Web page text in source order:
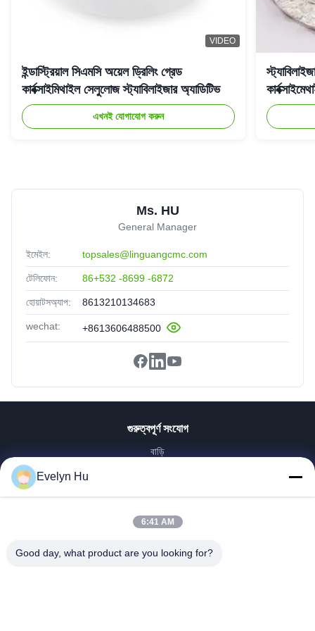
★★★★★
★★★★★
We are satisfied with the qulaity and stability of your
F
fany
Oct 23.2025
★★★★★
★★★★★
VIDEO
ইন্ডাস্ট্রিয়াল সিএমসি অয়েল ড্রিলিং গ্রেড
কার্বক্সাইমিথাইল সেলুলোজ স্ট্যাবিলাইজার অ্যাডিটিভ
এখনই যোগাযোগ করুন
Ms. HU
General Manager
ইমেইল: topsales@linguangcmc.com
টেলিফোন: 86+532 -8699 -6872
হোয়াটসঅ্যাপ: 8613210134683
wechat: +8613606488500
গুরুত্বপূর্ণ সংযোগ
বাড়ি
কারখানা ভ্রমণ
মান নিয়ন্ত্রণ
Evelyn Hu
6:41 AM
Good day, what product are you looking for?